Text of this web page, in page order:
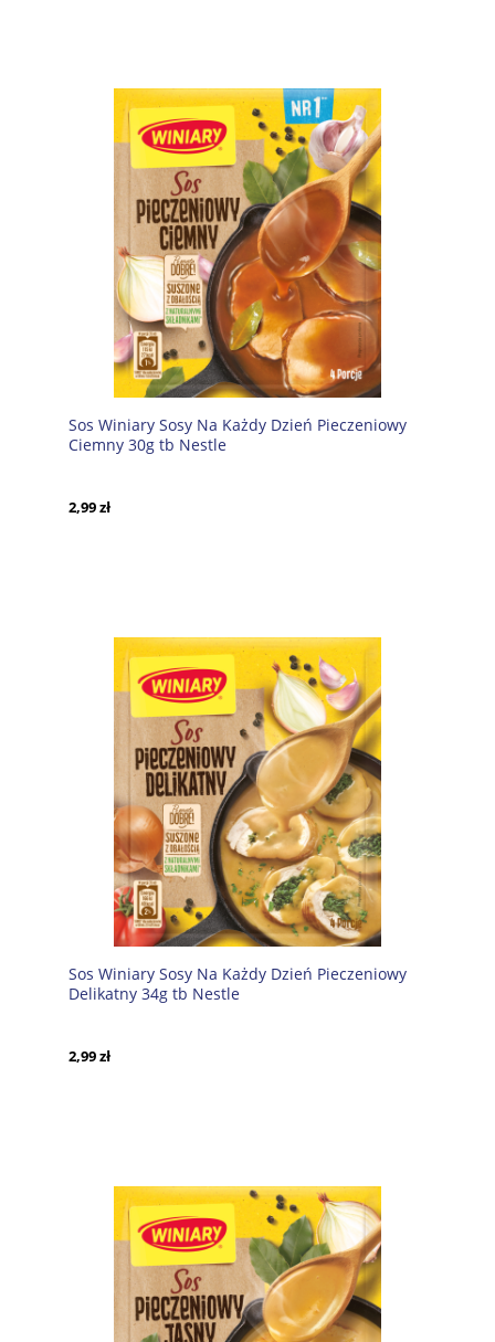
Sos Winiary Sosy Na Każdy Dzień Pieczeniowy
Ciemny 30g tb Nestle
2,99 zł
Sos Winiary Sosy Na Każdy Dzień Pieczeniowy
Delikatny 34g tb Nestle
2,99 zł